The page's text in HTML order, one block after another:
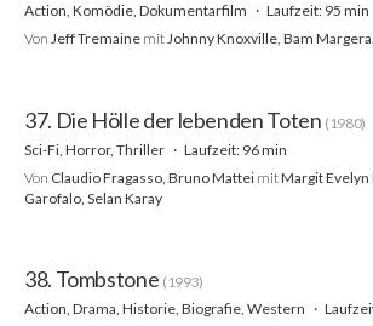
Action, Komödie, Dokumentarfilm
Laufzeit: 95 min
Von Jeff Tremaine mitJohnny Knoxville, Bam
37. Die Hölle der lebenden Toten (1980)
Sci-Fi, Horror, Thriller
Laufzeit: 96 min
Von Claudio Fragasso, Bruno Mattei mitMargit
Garofalo, Selan Karay
38. Tombstone (1993)
Action, Drama, Historie, Biografie, Western